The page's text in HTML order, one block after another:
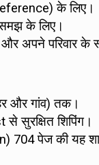
के लिए।
समझ के लिए।
अपने परिवार के
और गांव) तक।
से सुरक्षित शिपिंग।
704 पेज की यह